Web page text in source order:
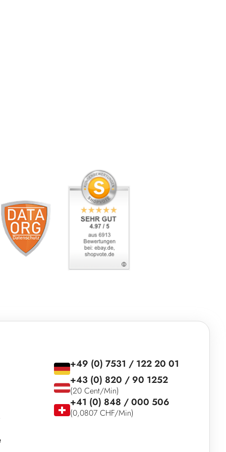
+49 (0) 7531 / 122 20 01
+43 (0) 820 / 90 1252
(20 Cent/Min)
+41 (0) 848 / 000 506
(0,0807 CHF/Min)